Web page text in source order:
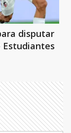
disputar
Estudiantes